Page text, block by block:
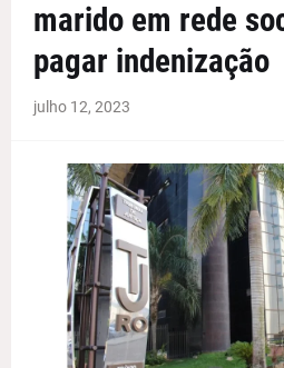
marido em rede
pagar indenização
julho 12, 2023